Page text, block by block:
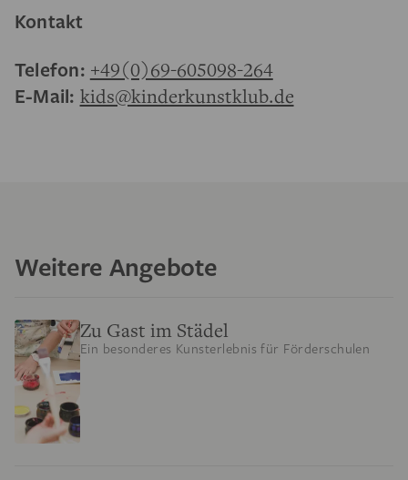
Kontakt
Telefon: +49(0)69-605098-264
E-Mail: kids@kinderkunstklub.de
Weitere Angebote
Zu Gast im Städel
Ein besonderes Kunsterlebnis für Förderschulen